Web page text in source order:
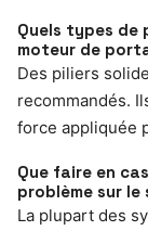
Quels types de
moteur de
Des piliers
recommandés.
force appliquée
Que faire en
problème sur
La plupart des